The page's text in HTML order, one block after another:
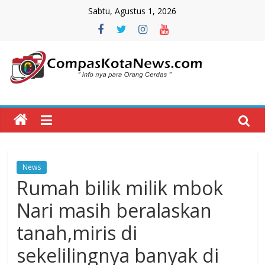
Sabtu, Agustus 1, 2026
Compas
Kota
CompasKotaNews.com
Hadir
untuk
memberikan
informasi
kepada
masyarakat
News
Rumah bilik milik mbok
Nari masih beralaskan
tanah,miris di
sekelilingnya banyak di